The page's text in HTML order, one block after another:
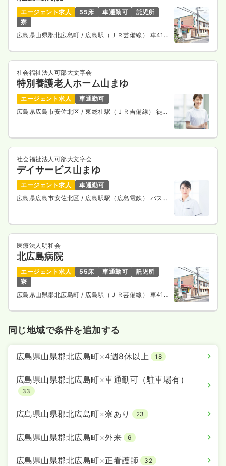
エージェント求人 55床 車通勤可
託児所
寮
広島県山県郡北広島町/ 広島駅（ＪＲ芸備線） 車41
社会福祉法人可部大文字会
特別養護老人ホーム山まゆ
エージェント求人
車通勤可
広島県広島市安佐北区/ 東総社駅（ＪＲ吉備線） 徒歩
社会福祉法人可部大文字会
デイサービス山まゆ
エージェント求人
車通勤可
広島県広島市安佐北区/ 広島駅駅（広島電鉄） バス5
医療法人明和会
北広島病院
エージェント求人 55床 車通勤可
託児所
寮
広島県山県郡北広島町/ 広島駅（ＪＲ芸備線） 車41
同じ地域で条件を追加する
広島県山県郡北広島町×4週8休以上 18
広島県山県郡北広島町×車通勤可（駐車場有）
33
広島県山県郡北広島町×寮あり 23
広島県山県郡北広島町×外来 6
広島県山県郡北広島町×正看護師 32